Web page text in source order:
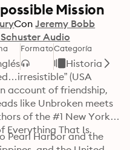
Mission
Con Jeremy Bobb
Audio
FormatoCategoría
Historia
(USA
account of friendship,
like Unbroken meets
of the #1 New York
Everything That Is.
Pearl Harbor and the